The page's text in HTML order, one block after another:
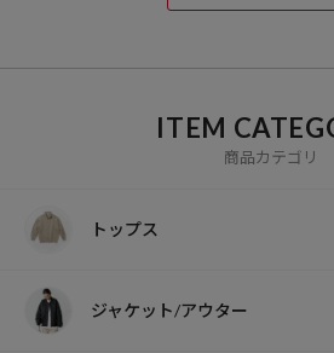
ITEM
商品カテゴリ
トップス
ジャケット/アウター